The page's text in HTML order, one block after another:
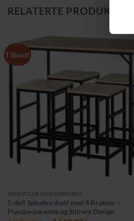
RELATERTE PRODUKTER
Tilbud!
BARSTOLER MED BARBORD
5-delt Spisebordsett med 4 Krakker –
Plassbesparende og Stilrent Design